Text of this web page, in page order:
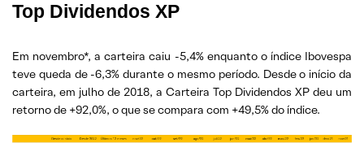
Top Dividendos XP
Em novembro*, a carteira caiu -5,4% enquanto o índice Ibovespa
teve queda de -6,3% durante o mesmo período. Desde o início da
carteira, em julho de 2018, a Carteira Top Dividendos XP deu um
retorno de +92,0%, o que se compara com +49,5% do índice.